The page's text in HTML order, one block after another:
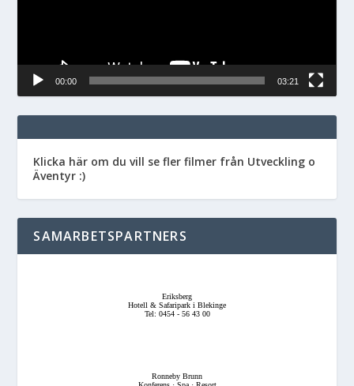
00:00 03:21
Klicka här om du vill se fler filmer från Utveckling o
Äventyr :)
SAMARBETSPARTNERS
Eriksberg
Hotell & Safaripark i Blekinge
Tel: 0454 - 56 43 00
Ronneby Brunn